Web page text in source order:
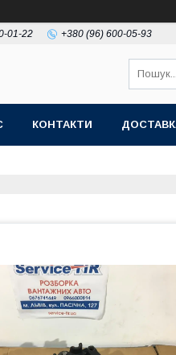
01-22 +380 (96) 600-05-93
КОНТАКТИ